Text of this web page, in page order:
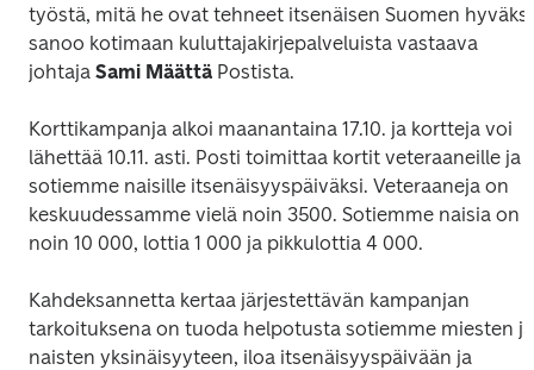
työstä, mitä he ovat tehneet itsenäisen Suomen
sanoo kotimaan kuluttajakirjepalveluista vastaava
johtaja Sami Määttä Postista.
Korttikampanja alkoi maanantaina 17.10. ja kortteja voi
lähettää 10.11. asti. Posti toimittaa kortit veteraaneille ja
sotiemme naisille itsenäisyyspäiväksi. Veteraaneja on
keskuudessamme vielä noin 3500. Sotiemme naisia on
noin 10 000, lottia 1 000 ja pikkulottia 4 000.
Kahdeksannetta kertaa järjestettävän kampanjan
tarkoituksena on tuoda helpotusta sotiemme miesten ja
naisten yksinäisyyteen, iloa itsenäisyyspäivään ja